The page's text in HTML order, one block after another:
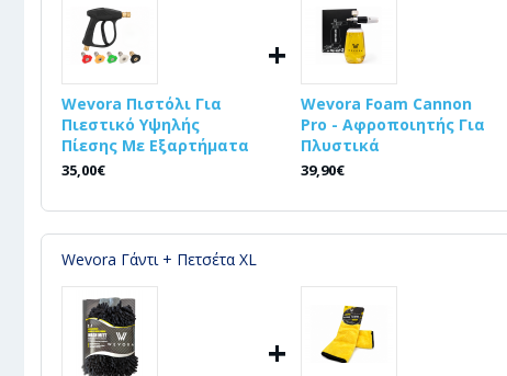
Wevora Πιστόλι Για
Πιεστικό Υψηλής
Πίεσης Με Εξαρτήματα
35,00€
+
Wevora Foam Cannon
Pro - Αφροποιητής Για
Πλυστικά
39,90€
Wevora Γάντι + Πετσέτα XL
+